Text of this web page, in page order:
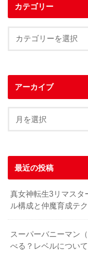
カテゴリー
アーカイブ
最近の投稿
真女神転生3リマスタ
ル構成と仲魔育成テ
スーパーバニーマン
べる？レベルについ